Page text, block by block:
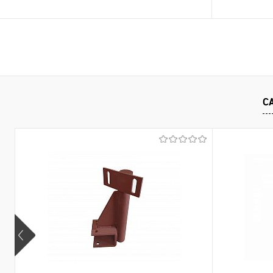
Купить в 1 клик
К сравнению
Купить в 1
В